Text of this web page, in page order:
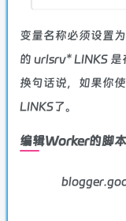
变量名称必须设置
的 urlsrv* LINKS 是
换句话说，如果你
LINKS了。
编辑Worker的脚本